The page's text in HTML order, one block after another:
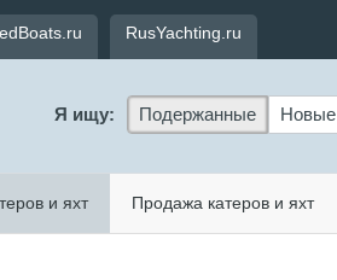
RusYachting.ru
Я ищу: Подержанные Новые
и яхт Продажа катеров и яхт